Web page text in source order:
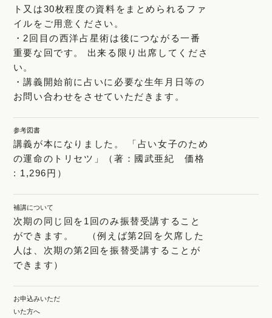
ト又は30枚程度の資料をまとめられるファ
イルをご用意ください。
・2回目の西洋占星術は後につながる一番
重要な回です。 出来る限り出席してくださ
い。
・講義開始前に占いに必要な生年月日等の
お問い合わせをさせていただきます。
参考図書
講義が本になりました。 「占い女子のため
の運命のトリセツ」（著：國武亜紀 価格
: 1,296円）
補講について
次期の同じ回を1回のみ振替受講すること
ができます。 （例えば第2回を欠席した
人は、次期の第2回を振替受講することが
できます）
お申込みいただ
いた方へ